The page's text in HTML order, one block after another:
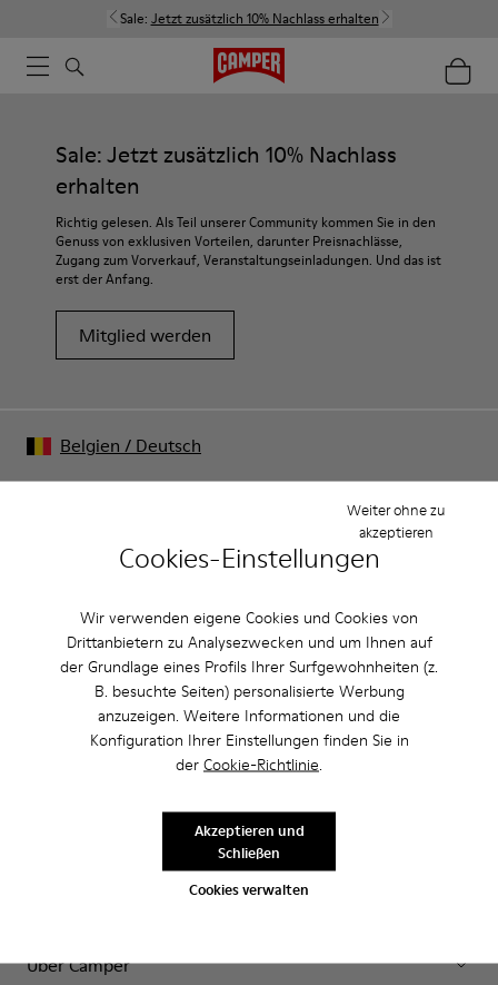
Cookies-Einstellungen
Wir verwenden eigene Cookies und Cookies von
Drittanbietern zu Analysezwecken und um Ihnen auf
der Grundlage eines Profils Ihrer Surfgewohnheiten (z.
B. besuchte Seiten) personalisierte Werbung
anzuzeigen. Weitere Informationen und die
Konfiguration Ihrer Einstellungen finden Sie in
der Cookie-Richtlinie.
Cookies verwalten
Weiter ohne zu
akzeptieren
Akzeptieren und
Schließen
Sale: Jetzt zusätzlich 10% Nachlass erhalten
Sale: Jetzt zusätzlich 10% Nachlass
erhalten
Richtig gelesen. Als Teil unserer Community kommen Sie in den
Genuss von exklusiven Vorteilen, darunter Preisnachlässe,
Zugang zum Vorverkauf, Veranstaltungseinladungen. Und das ist
erst der Anfang.
Mitglied werden
Einkaufen auf Camper.com
Über Camper
Contact Us
Camper Shops
Finden Sie den nächstgelegenen Camper Shop
E-Geschenkkarte
Give to a loved one
Belgien / Deutsch